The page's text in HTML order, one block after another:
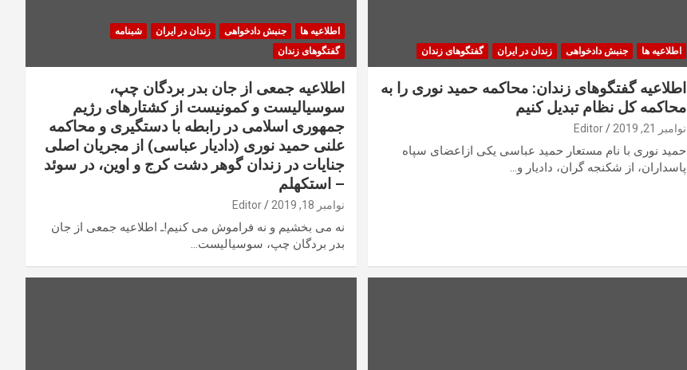
اطلاعیه ها جنبش دادخواهی زندان در ایران گفتگوهای زندان
اطلاعیه گفتگوهای زندان: محاکمه حمید نوری را به
محاکمه کل نظام تبدیل کنیم
نوامبر 21, 2019 Editor
حمید نوری با نام مستعار حمید عباسی یکی ازاعضای سپاه
پاسداران، از شکنجه گران، دادیار و…
اطلاعیه ها جنبش دادخواهی زندان در ایران
شبنامه
گفتگوهای زندان
اطلاعیه جمعی از جان بدر بردگان چپ،
سوسیالیست و کمونیست از کشتارهای رژیم
جمهوری اسلامی در رابطه با دستگیری و محاکمه
علنی حمید نوری (دادیار عباسی) از مجریان اصلی
جنایات در زندان گوهر دشت کرج و اوین، در سوئد
– استکهلم
نوامبر 18, 2019 Editor
نه می بخشیم و نه فراموش می کنیم!ـ اطلاعیه جمعی از جان
بدر بردگان چپ، سوسیالیست…